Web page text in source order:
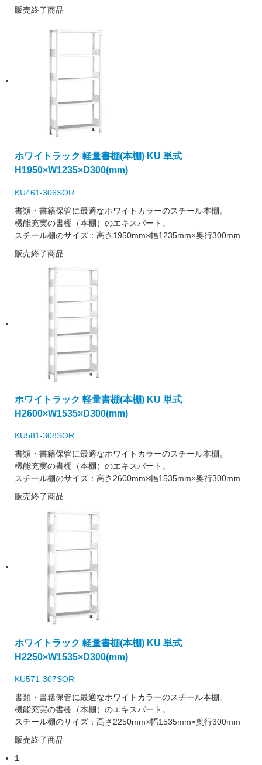
販売終了商品
ホワイトラック 軽量書棚(本棚) KU 単式
H1950×W1235×D300(mm)
KU461-306SOR
書類・書籍保管に最適なホワイトカラーのスチール本棚。
機能充実の書棚（本棚）のエキスパート。
スチール棚のサイズ：高さ1950mm×幅1235mm×奥行300mm
販売終了商品
ホワイトラック 軽量書棚(本棚) KU 単式
H2600×W1535×D300(mm)
KU581-308SOR
書類・書籍保管に最適なホワイトカラーのスチール本棚。
機能充実の書棚（本棚）のエキスパート。
スチール棚のサイズ：高さ2600mm×幅1535mm×奥行300mm
販売終了商品
ホワイトラック 軽量書棚(本棚) KU 単式
H2250×W1535×D300(mm)
KU571-307SOR
書類・書籍保管に最適なホワイトカラーのスチール本棚。
機能充実の書棚（本棚）のエキスパート。
スチール棚のサイズ：高さ2250mm×幅1535mm×奥行300mm
販売終了商品
1